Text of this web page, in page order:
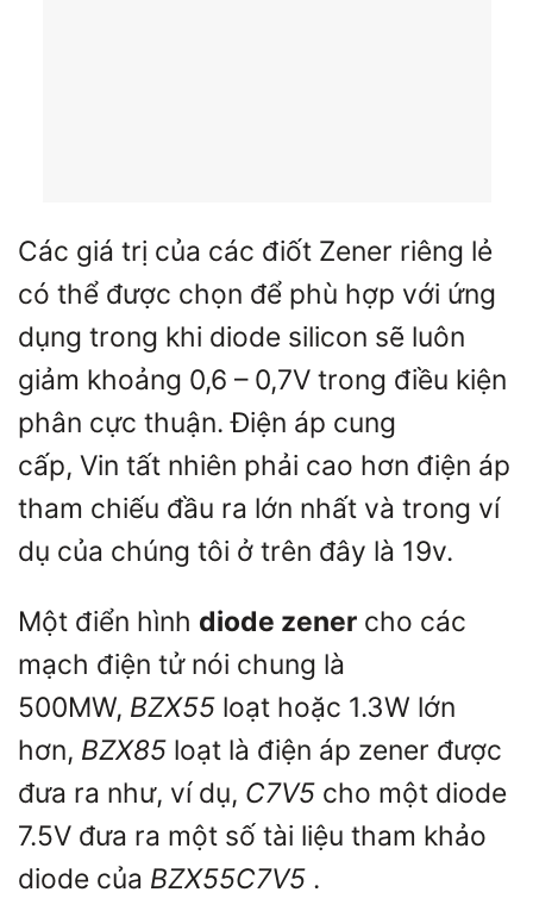
Các giá trị của các điốt Zener riêng lẻ
có thể được chọn để phù hợp với ứng
dụng trong khi diode silicon sẽ luôn
giảm khoảng 0,6 – 0,7V trong điều kiện
phân cực thuận. Điện áp cung
cấp, Vin tất nhiên phải cao hơn điện áp
tham chiếu đầu ra lớn nhất và trong ví
dụ của chúng tôi ở trên đây là 19v.
Một điển hình diode zener cho các
mạch điện tử nói chung là
500MW, BZX55 loạt hoặc 1.3W lớn
hơn, BZX85 loạt là điện áp zener được
đưa ra như, ví dụ, C7V5 cho một diode
7.5V đưa ra một số tài liệu tham khảo
diode của BZX55C7V5 .